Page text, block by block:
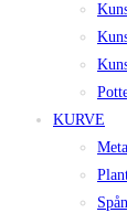
KURVE